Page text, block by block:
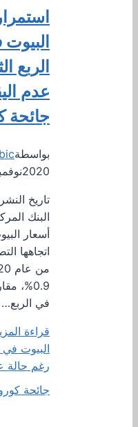
الربع
عدم
جائحة
بواسطة
2020نوفمبر 24,
البنك
أسعار
اتجاهها
في الربع…
قراءة
البيوت
رغم حالة
جائحة